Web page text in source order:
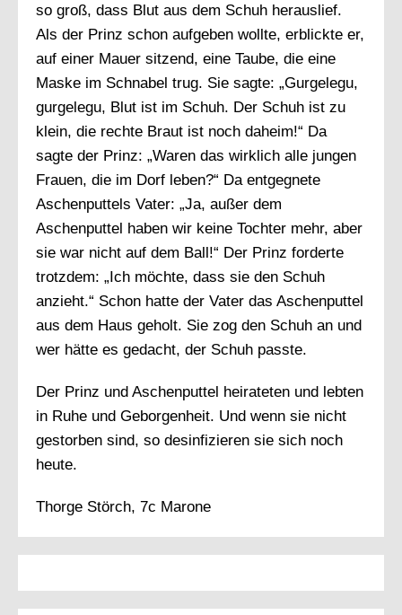
so groß, dass Blut aus dem Schuh herauslief.
Als der Prinz schon aufgeben wollte, erblickte er,
auf einer Mauer sitzend, eine Taube, die eine
Maske im Schnabel trug. Sie sagte: „Gurgelegu,
gurgelegu, Blut ist im Schuh. Der Schuh ist zu
klein, die rechte Braut ist noch daheim!“ Da
sagte der Prinz: „Waren das wirklich alle jungen
Frauen, die im Dorf leben?“ Da entgegnete
Aschenputtels Vater: „Ja, außer dem
Aschenputtel haben wir keine Tochter mehr, aber
sie war nicht auf dem Ball!“ Der Prinz forderte
trotzdem: „Ich möchte, dass sie den Schuh
anzieht.“ Schon hatte der Vater das Aschenputtel
aus dem Haus geholt. Sie zog den Schuh an und
wer hätte es gedacht, der Schuh passte.
Der Prinz und Aschenputtel heirateten und lebten
in Ruhe und Geborgenheit. Und wenn sie nicht
gestorben sind, so desinfizieren sie sich noch
heute.
Thorge Störch, 7c Marone